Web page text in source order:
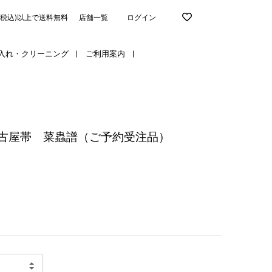
ログイン
込)以上で送料無料 店舗一覧
れ・クリーニング ご利用案内
屋帯 菜蟲譜（ご予約受注品）